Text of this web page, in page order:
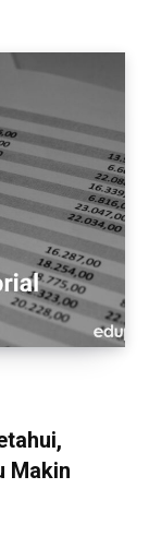
Makin